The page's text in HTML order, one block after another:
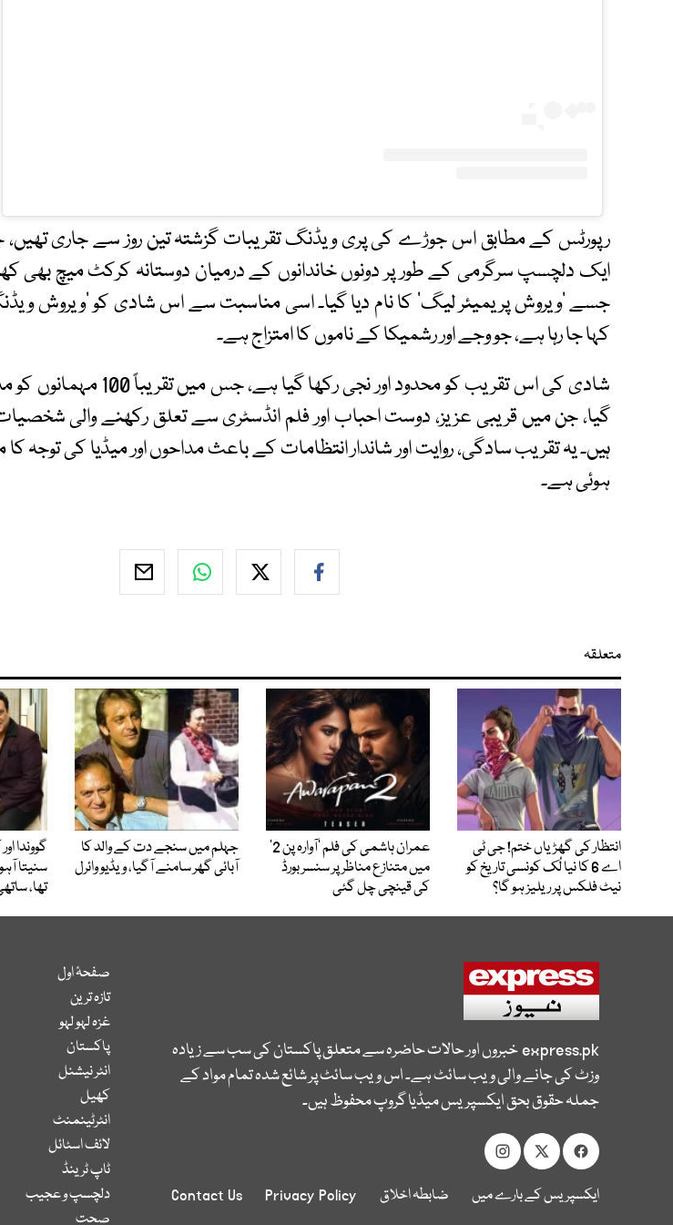
رپورٹس کے مطابق اس جوڑے کی پری ویڈنگ تقریبات گزشتہ تین روز سے جاری
ایک دلچسپ سرگرمی کے طور پر دونوں خاندانوں کے درمیان دوستانہ کرکٹ میچ بھی
جسے ’ویروش پریمیئر لیگ‘ کا نام دیا گیا۔ اسی مناسبت سے اس شادی کو ’ویروش
کہا جا رہا ہے، جو وجے اور رشمیکا کے ناموں کا امتزاج ہے۔
شادی کی اس تقریب کو محدود اور نجی رکھا گیا ہے، جس
گیا، جن میں قریبی عزیز، دوست احباب اور فلم انڈسٹری سے تعلق رکھنے والی
ہیں۔ یہ تقریب سادگی، روایت اور شاندار انتظامات کے باعث مداحوں اور میڈیا کی توجہ کا
ہوئی ہے۔
متعلقہ
انتظار کی گھڑیاں ختم! جی ٹی
اے 6 کا نیا لُک کونسی تاریخ کو
نیٹ فلکس پر ریلیز ہو گا؟
عمران ہاشمی کی فلم ’آوارہ پن 2‘
میں متنازع مناظر پر سنسر بورڈ
کی قینچی چل گئی
جہلم میں سنجے دت کے والد کا
آبائی گھر سامنے آگیا، ویڈیو وائرل
گووندا
سنیتا
تھا،
express.pkخبروں اور حالات حاضرہ سے متعلق پاکستان کی سب سے زیادہ
وزٹ کی جانے والی ویب سائٹ ہے۔ اس ویب سائٹ پر شائع شدہ تمام مواد کے
جملہ حقوق بحق ایکسپریس میڈیا گروپ محفوظ ہیں۔
ایکسپریس کے بارے میں ضابطہ اخلاق Privacy Policy
Contact Us
صفحۂ اول
تازہ ترین
غزہ لہو لہو
پاکستان
انٹر نیشنل
کھیل
انٹرٹینمنٹ
لائف اسٹائل
ٹاپ ٹرینڈ
دلچسپ و عجیب
صحت